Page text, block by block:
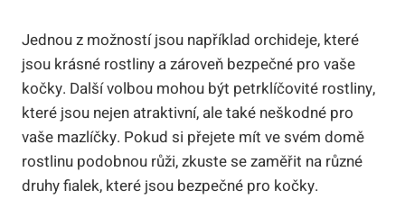
Jednou z možností jsou například orchideje, které
jsou krásné rostliny a zároveň bezpečné pro vaše
kočky. Další volbou mohou být petrklíčovité rostliny,
které jsou nejen atraktivní, ale také neškodné pro
vaše mazlíčky. Pokud si přejete mít ve svém domě
rostlinu podobnou růži, zkuste se zaměřit na různé
druhy fialek, které jsou bezpečné pro kočky.